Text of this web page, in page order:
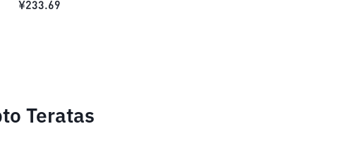
¥233.69
Teratas